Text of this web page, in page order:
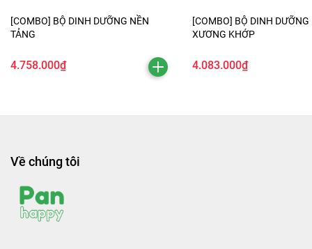
[COMBO] BỘ DINH DƯỠNG NỀN
TẢNG
4.758.000₫
[COMBO] BỘ DINH DƯỠNG
XƯƠNG KHỚP
4.083.000₫
Về chúng tôi